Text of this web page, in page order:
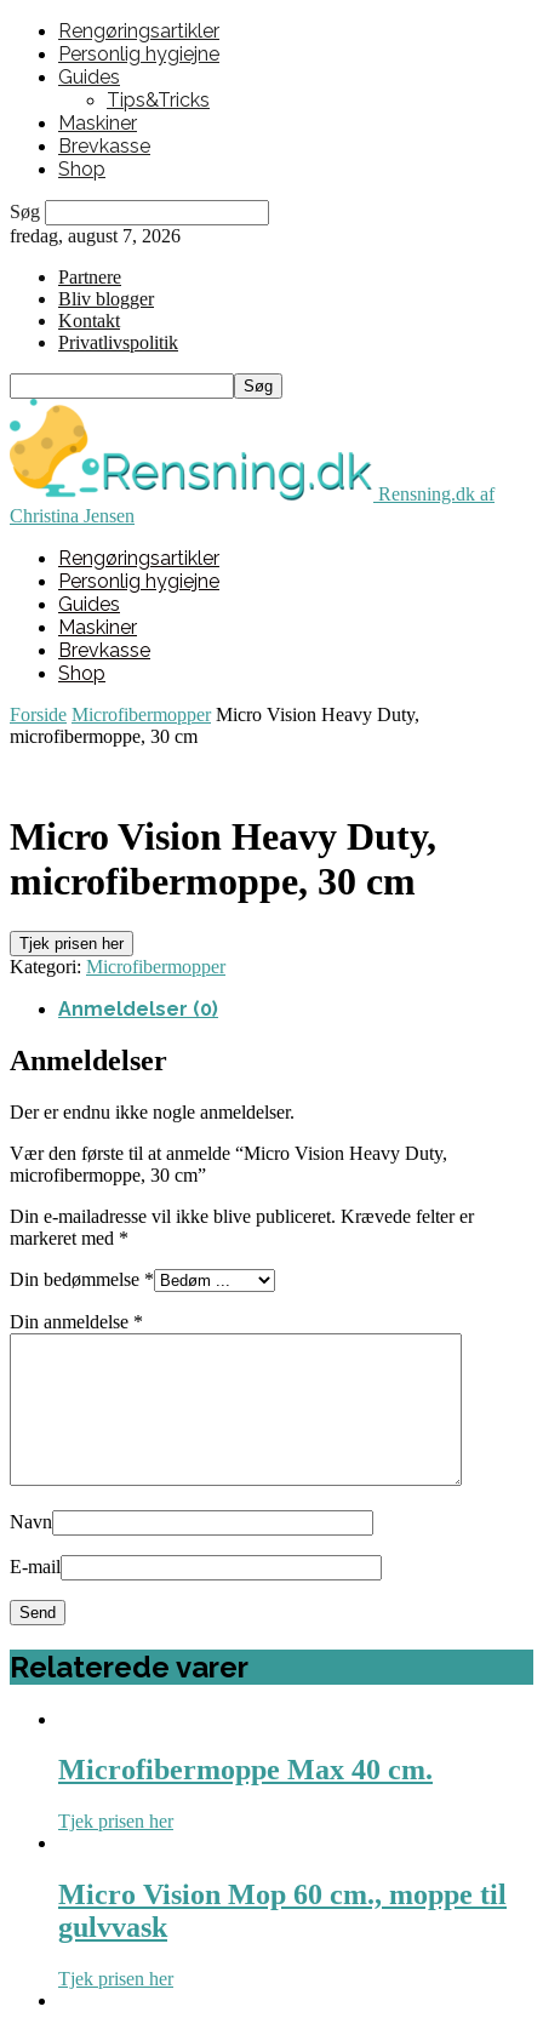
Rengøringsartikler
Personlig hygiejne
Guides
Tips&Tricks
Maskiner
Brevkasse
Shop
Søg
fredag, august 7, 2026
Partnere
Bliv blogger
Kontakt
Privatlivspolitik
Rensning.dk af
Christina Jensen
Rengøringsartikler
Personlig hygiejne
Guides
Maskiner
Brevkasse
Shop
Forside Microfibermopper Micro Vision Heavy Duty,
microfibermoppe, 30 cm
Micro Vision Heavy Duty,
microfibermoppe, 30 cm
Tjek prisen her
Kategori: Microfibermopper
Anmeldelser (0)
Anmeldelser
Der er endnu ikke nogle anmeldelser.
Vær den første til at anmelde “Micro Vision Heavy Duty,
microfibermoppe, 30 cm”
Din e-mailadresse vil ikke blive publiceret. Krævede felter er
markeret med *
Din bedømmelse *
Din anmeldelse *
Navn
E-mail
Relaterede varer
Microfibermoppe Max 40 cm.
Tjek prisen her
Micro Vision Mop 60 cm., moppe til
gulvvask
Tjek prisen her